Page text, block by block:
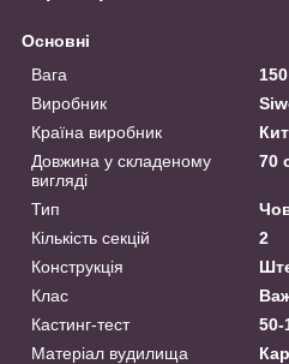
Основні
Вага
Виробник
Країна виробник
Довжина у складеному
вигляді
70
Тип
Кількість секцій
2
Конструкція
Клас
Кастинг-тест
50-
Матеріал вудилища